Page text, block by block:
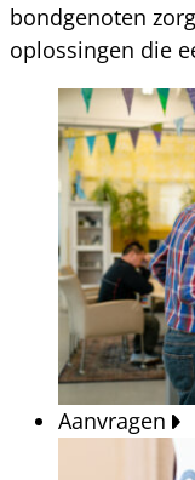
bondgenoten
oplossingen die
Aanvragen